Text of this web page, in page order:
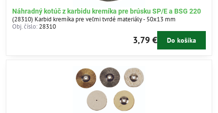
Náhradný kotúč z karbidu kremíka pre brúsku SP/E a BSG 220
(28310) Karbid kremíka pre veľmi tvrdé materiály - 50x13 mm
Obj. číslo: 28310
3,79 € Do košíka